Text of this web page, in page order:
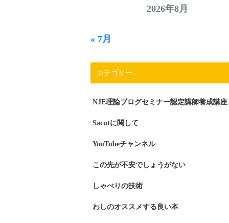
2026年8月
« 7月
カテゴリー
NJE理論ブログセミナー認定講師養成講座
Sacutに関して
YouTubeチャンネル
この先が不安でしょうがない
しゃべりの技術
わしのオススメする良い本